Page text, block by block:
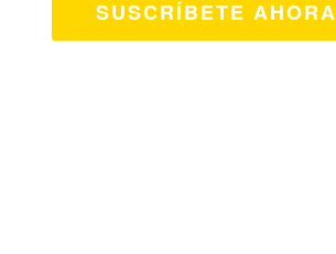
SUSCRÍBETE AHORA